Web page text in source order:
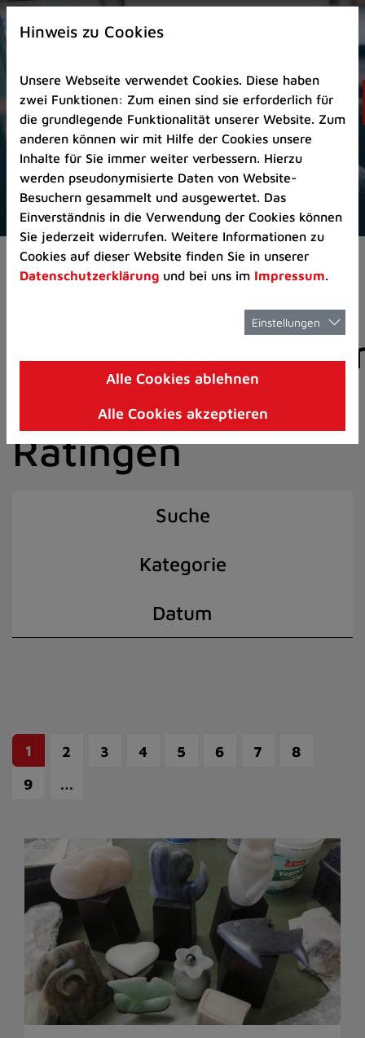
Zur
Startseite
Zum
Seitenanfang
springen
(Schnelltaste
A)
Zur
Navigation/Menü
springen
(Schnelltaste
M)
Zur
8)
I)
Aktuelles Pressemitteilungen
der Stadt
Ratingen
Suche
Kategorie
Datum
1 2 3 4 5 6 7
8
9
…
Hinweis zu Cookies
Unsere Webseite verwendet Cookies. Diese haben
zwei Funktionen: Zum einen sind sie erforderlich für
die grundlegende Funktionalität unserer Website. Zum
anderen können wir mit Hilfe der Cookies unsere
Inhalte für Sie immer weiter verbessern. Hierzu
werden pseudonymisierte Daten von Website-
Besuchern gesammelt und ausgewertet. Das
Einverständnis in die Verwendung der Cookies können
Sie jederzeit widerrufen. Weitere Informationen zu
Cookies auf dieser Website finden Sie in unserer
Datenschutzerklärung und bei uns im Impressum.
Einstellungen
Alle Cookies ablehnen
Alle Cookies akzeptieren